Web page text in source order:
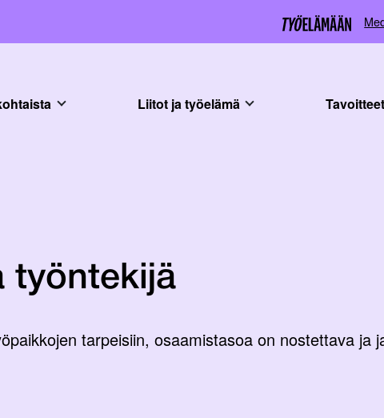
Liitot ja työelämä Tavoitteet
työntekijä
tarpeisiin, osaamistasoa on nostettava ja